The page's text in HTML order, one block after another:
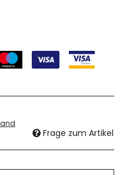
Frage zum Artikel